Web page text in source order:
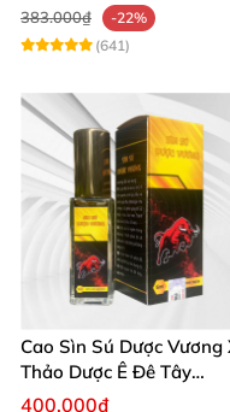
383.000₫
-22%
(641)
Cao Sìn Sú Dược Vương
Thảo Dược Ê Đê Tây
Nguyên Hỗ Trợ Xuất Tinh
400.000₫